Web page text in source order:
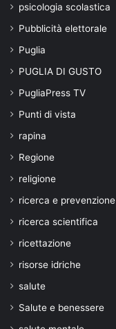
psicologia scolastica
Pubblicità elettorale
Puglia
PUGLIA DI GUSTO
PugliaPress TV
Punti di vista
rapina
Regione
religione
ricerca e prevenzione
ricerca scientifica
ricettazione
risorse idriche
salute
Salute e benessere